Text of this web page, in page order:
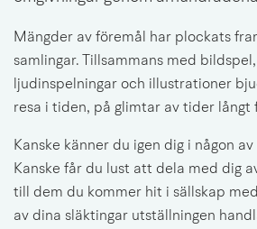
Mängder av föremål har plockats
samlingar. Tillsammans med
ljudinspelningar och illustrationer
resa i tiden, på glimtar av tider långt
Kanske känner du igen dig i någon
Kanske får du lust att dela med dig
till dem du kommer hit i sällskap
av dina släktingar utställningen